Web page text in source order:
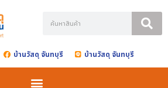
บ้านวัสดุ จันทบุรี บ้านวัสดุ จันทบุรี